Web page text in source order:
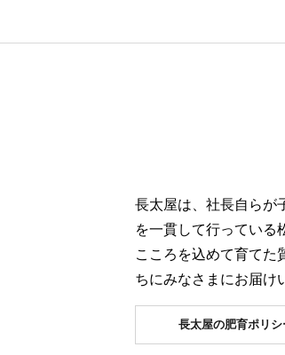
長太屋は、社長自らが
を一貫して行っている
こころを込めて育てた
ちにみなさまにお届け
長太屋の肥育ポリシ